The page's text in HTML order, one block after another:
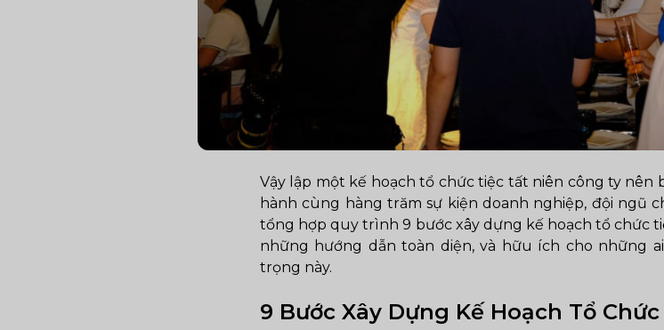
Vậy lập một kế hoạch tổ chức tiệc tất niên công ty nên
hành cùng hàng trăm sự kiện doanh nghiệp, đội ngũ
tổng hợp quy trình 9 bước xây dựng kế hoạch tổ chức
những hướng dẫn toàn diện, và hữu ích cho những
trọng này.
9 Bước Xây Dựng Kế Hoạch Tổ